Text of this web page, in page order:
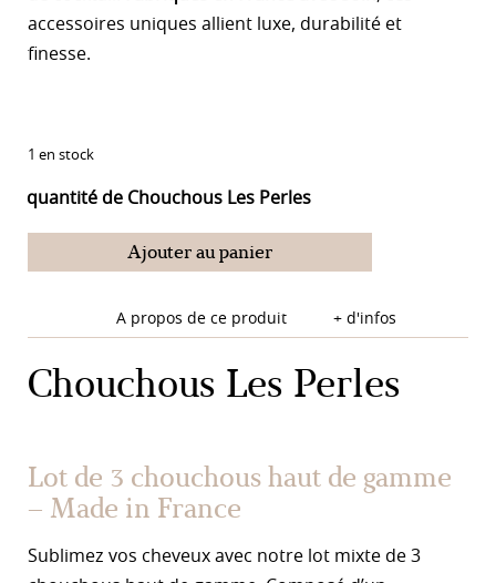
accessoires uniques allient luxe, durabilité et
finesse.
1 en stock
quantité de Chouchous Les Perles
Ajouter au panier
A propos de ce produit + d'infos
Chouchous Les Perles
Lot de 3 chouchous haut de gamme
– Made in France
Sublimez vos cheveux avec notre lot mixte de 3